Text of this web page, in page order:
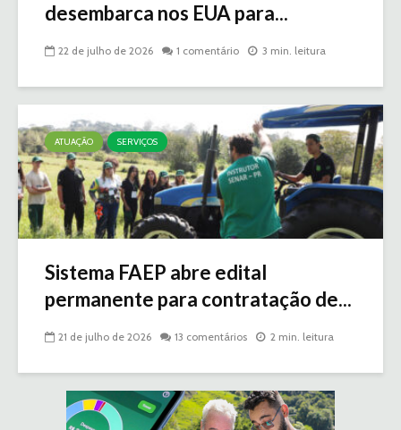
desembarca nos EUA para...
22 de julho de 2026 1 comentário 3 min. leitura
ATUAÇÃO SERVIÇOS
Sistema FAEP abre edital
permanente para contratação de...
21 de julho de 2026 13 comentários 2 min. leitura